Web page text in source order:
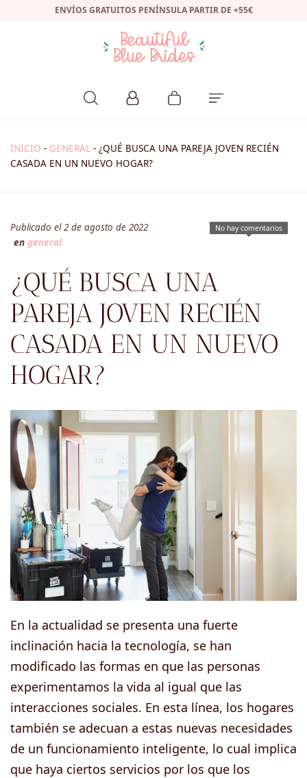
ENVÍOS GRATUITOS PENÍNSULA PARTIR DE +55€
INICIO - GENERAL - ¿QUÉ BUSCA UNA PAREJA JOVEN RECIÉN
CASADA EN UN NUEVO HOGAR?
No hay comentarios
Publicado el 2 de agosto de 2022
en general
¿QUÉ BUSCA UNA
PAREJA JOVEN RECIÉN
CASADA EN UN NUEVO
HOGAR?
En la actualidad se presenta una fuerte
inclinación hacia la tecnología, se han
modificado las formas en que las personas
experimentamos la vida al igual que las
interacciones sociales. En esta línea, los hogares
también se adecuan a estas nuevas necesidades
de un funcionamiento inteligente, lo cual implica
que haya ciertos servicios por los que los